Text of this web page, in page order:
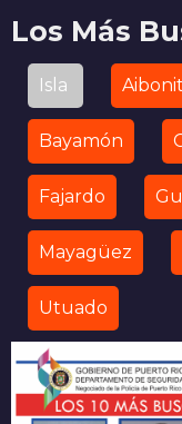
Los Más
Isla
Bayamón
Fajardo
Mayagüez
Utuado